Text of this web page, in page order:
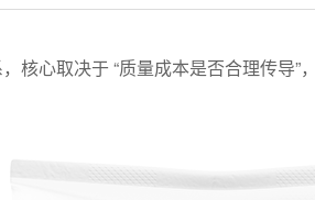
核心取决于 “质量成本是否合理传导